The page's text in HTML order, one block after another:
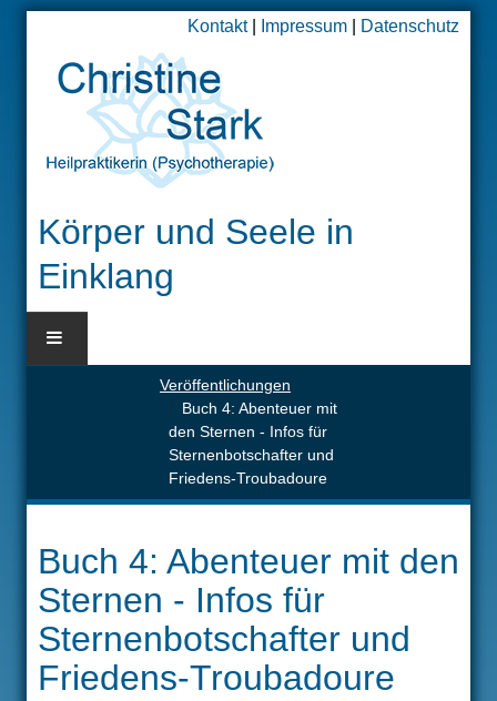
Kontakt| Impressum Datenschutz
Körper und Seele in
Einklang
ÜBER MICH
VERÖFFENTLICHUNGEN
THERAPIEANGEBOT
SEMINARE
Veröffentlichungen
Buch 4: Abenteuer mit
den Sternen - Infos für
Sternenbotschafter und
Friedens-Troubadoure
Buch 4: Abenteuer mit den
Sternen - Infos für
Sternenbotschafter und
Friedens-Troubadoure